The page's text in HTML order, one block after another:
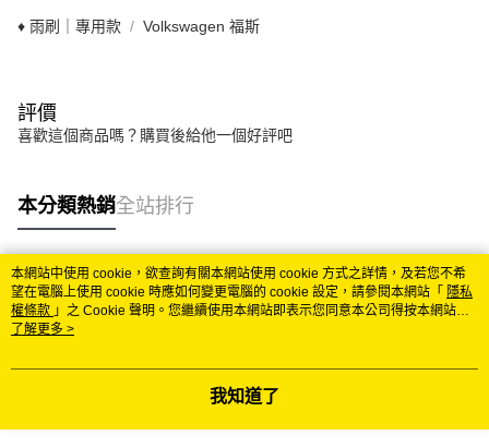
♦️ 雨刷｜專用款 Volkswagen 福斯
評價
喜歡這個商品嗎？購買後給他一個好評吧
本分類熱銷全站排行
熱門標籤
本網站中使用 cookie，欲查詢有關本網站使用 cookie 方式之詳情，及若您不希
望在電腦上使用 cookie 時應如何變更電腦的 cookie 設定，請參閱本網站「 隱私
權條款 」之 Cookie 聲明。您繼續使用本網站即表示您同意本公司得按本網站使
用條款之 Cookie 聲明使用 cookie。
了解更多 >
我知道了